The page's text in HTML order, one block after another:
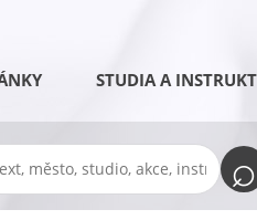
STUDIA A